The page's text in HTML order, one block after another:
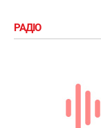
РАДІО